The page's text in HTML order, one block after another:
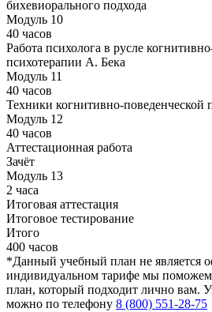
бихевиорального подхода
Модуль 10
40 часов
Работа психолога в русле
психотерапии А. Бека
Модуль 11
40 часов
Техники когнитивно-поведенческой
Модуль 12
40 часов
Аттестационная работа
Зачёт
Модуль 13
2 часа
Итоговая аттестация
Итоговое тестирование
Итого
400 часов
*Данный учебный план не является
индивидуальном тарифе мы поможем
план, который подходит лично вам.
можно по телефону 8 (800) 551-28-75